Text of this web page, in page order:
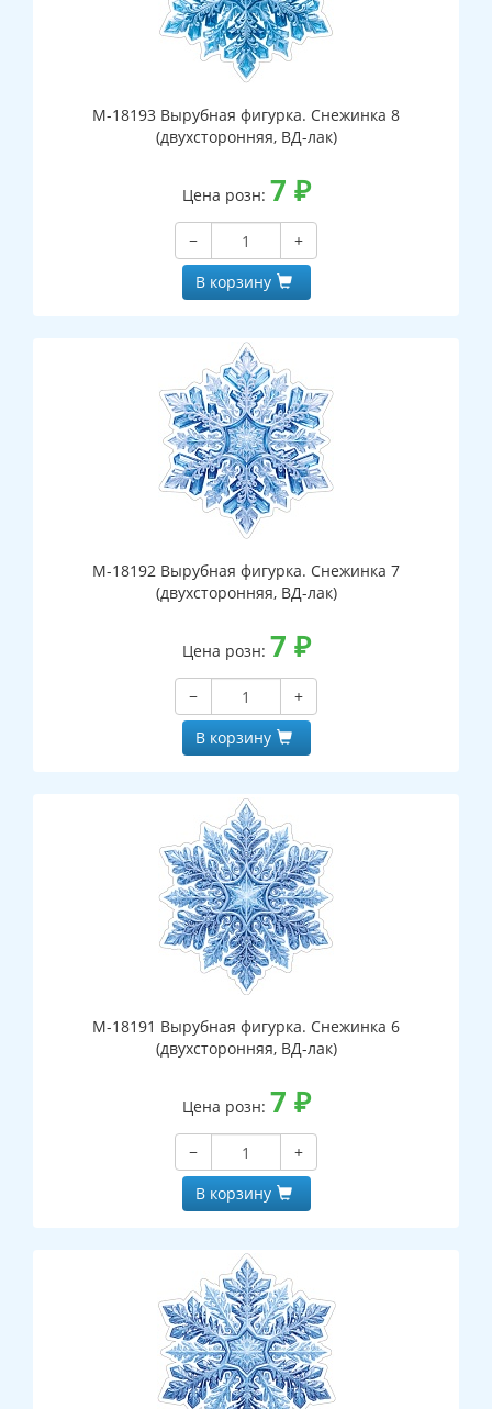
М-18193 Вырубная фигурка. Снежинка 8
(двухсторонняя, ВД-лак)
Цена розн: 7 ₽
−
+
В корзину
М-18192 Вырубная фигурка. Снежинка 7
(двухсторонняя, ВД-лак)
Цена розн: 7 ₽
−
+
В корзину
М-18191 Вырубная фигурка. Снежинка 6
(двухсторонняя, ВД-лак)
Цена розн: 7 ₽
−
+
В корзину